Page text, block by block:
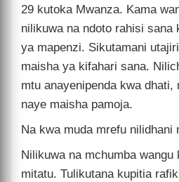
29 kutoka Mwanza. Kama
nilikuwa na ndoto rahisi sana
ya mapenzi. Sikutamani
maisha ya kifahari sana.
mtu anayenipenda kwa dhati,
naye maisha pamoja.
Na kwa muda mrefu nilidhani
Nilikuwa na mchumba
mitatu. Tulikutana kupitia